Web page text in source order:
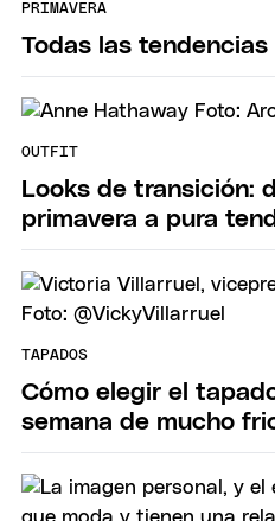
PRIMAVERA
Todas las
OUTFIT
Looks de transición:
primavera a pura
TAPADOS
Cómo elegir el
semana de mucho